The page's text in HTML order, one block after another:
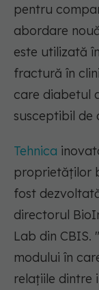
pentru
abordare
este utilizată
fractură în
care diabetul
susceptibil de
Tehnica
proprietăților
fost
directorul
Lab din CBIS.
modului în
relațiile dintre